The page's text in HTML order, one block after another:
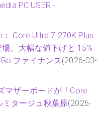
PC USER -
Core Ultra 7 270K Plus
、大幅な値下げと 15%
ファイナンス(2026-03-
マザーボードが「Core
ミタージュ秋葉原(2026-